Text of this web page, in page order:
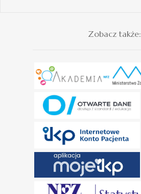
Zobacz także: